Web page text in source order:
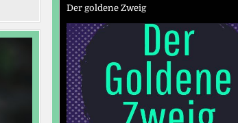
Der goldene Zweig